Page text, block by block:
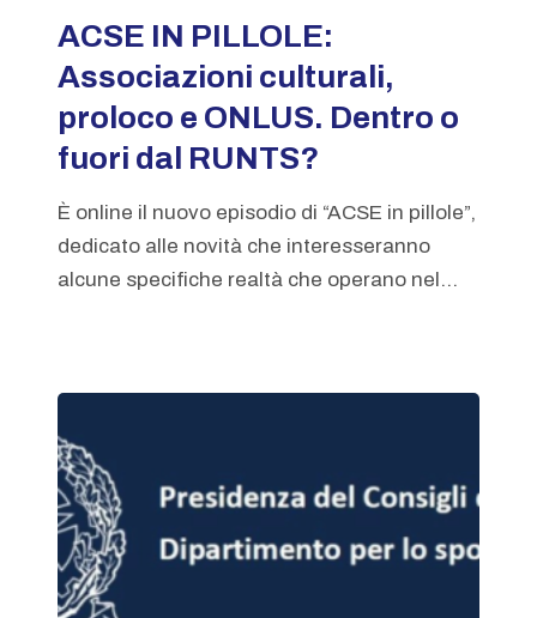
ACSE IN PILLOLE:
Associazioni culturali,
proloco e ONLUS. Dentro o
fuori dal RUNTS?
È online il nuovo episodio di “ACSE in pillole”,
dedicato alle novità che interesseranno
alcune specifiche realtà che operano nel...